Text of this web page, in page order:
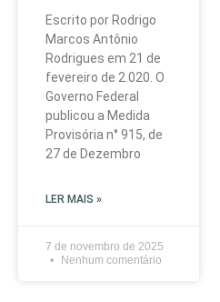
Escrito por Rodrigo
Marcos Antônio
Rodrigues em 21 de
fevereiro de 2.020. O
Governo Federal
publicou a Medida
Provisória n° 915, de
27 de Dezembro
LER MAIS »
7 de novembro de 2025
Nenhum comentário